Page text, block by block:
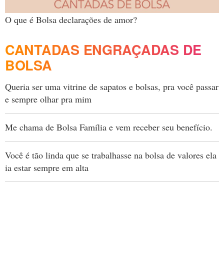
O que é Bolsa declarações de amor?
CANTADAS ENGRAÇADAS DE
BOLSA
Queria ser uma vitrine de sapatos e bolsas, pra você passar
e sempre olhar pra mim
Me chama de Bolsa Família e vem receber seu benefício.
Você é tão linda que se trabalhasse na bolsa de valores ela
ia estar sempre em alta